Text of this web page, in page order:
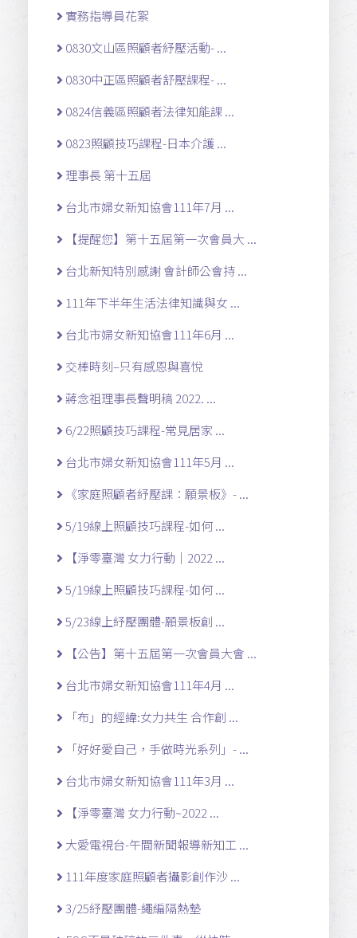
實務指導員花絮
0830文山區照顧者紓壓活動- ...
0830中正區照顧者舒壓課程- ...
0824信義區照顧者法律知能課 ...
0823照顧技巧課程-日本介護 ...
理事長 第十五屆
台北市婦女新知協會111年7月 ...
【提醒您】第十五屆第一次會員大 ...
台北新知特別感謝 會計師公會持 ...
111年下半年生活法律知識與女 ...
台北市婦女新知協會111年6月 ...
交棒時刻–只有感恩與喜悅
蔣念祖理事長聲明稿 2022. ...
6/22照顧技巧課程-常見居家 ...
台北市婦女新知協會111年5月 ...
《家庭照顧者紓壓課：願景板》- ...
5/19線上照顧技巧課程-如何 ...
【淨零臺灣 女力行動｜2022 ...
5/19線上照顧技巧課程-如何 ...
5/23線上紓壓團體-願景板創 ...
【公告】第十五屆第一次會員大會 ...
台北市婦女新知協會111年4月 ...
「布」的經緯:女力共生 合作創 ...
「好好愛自己，手做時光系列」- ...
台北市婦女新知協會111年3月 ...
【淨零臺灣 女力行動~2022 ...
大愛電視台-午間新聞報導新知工 ...
111年度家庭照顧者攝影創作沙 ...
3/25紓壓團體-繩編隔熱墊